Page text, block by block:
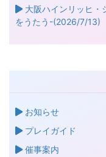
大阪ハインリッヒ・
をうたう-(2026/7/13)
名探偵プリキュア ド
三浦一馬＆曽根麻央
お知らせ
プレイガイド
催事案内